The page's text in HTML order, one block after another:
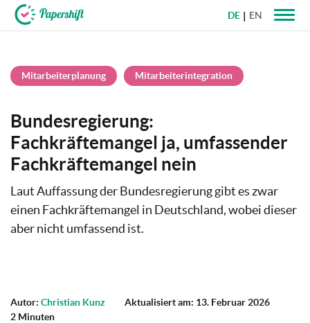
DE EN
Mitarbeiterplanung Mitarbeiterintegration
Bundesregierung:
Fachkräftemangel ja, umfassender
Fachkräftemangel nein
Laut Auffassung der Bundesregierung gibt es zwar
einen Fachkräftemangel in Deutschland, wobei dieser
aber nicht umfassend ist.
Autor: Christian Kunz
Aktualisiert am: 13. Februar 2026
2 Minuten